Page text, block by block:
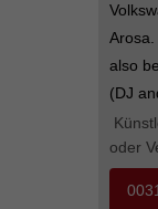
also
(DJ
oder